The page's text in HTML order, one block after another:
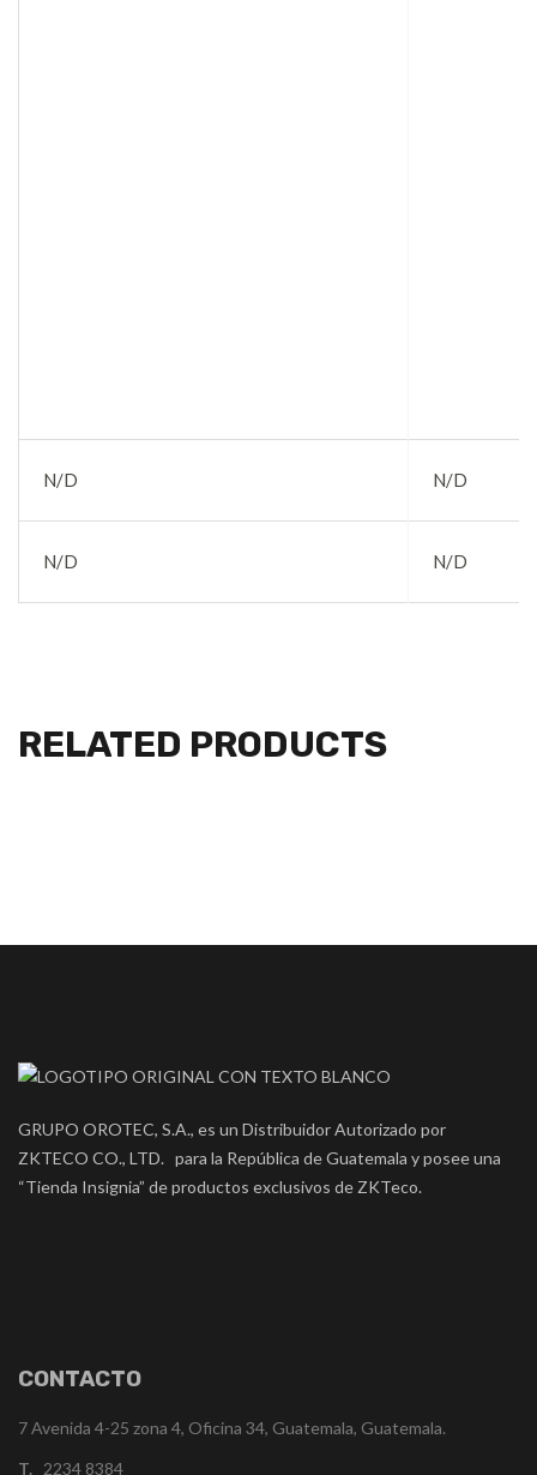
N/D N/D
N/D N/D
RELATED PRODUCTS
GRUPO OROTEC, S.A., es un Distribuidor Autorizado por
ZKTECO CO., LTD. para la República de Guatemala y posee una
“Tienda Insignia” de productos exclusivos de ZKTeco.
CONTACTO
7 Avenida 4-25 zona 4, Oficina 34, Guatemala, Guatemala.
T. 2234 8384